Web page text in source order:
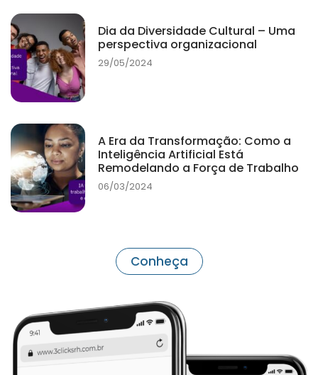
Dia da Diversidade Cultural – Uma
perspectiva organizacional
29/05/2024
A Era da Transformação: Como a
Inteligência Artificial Está
Remodelando a Força de Trabalho
06/03/2024
Conheça